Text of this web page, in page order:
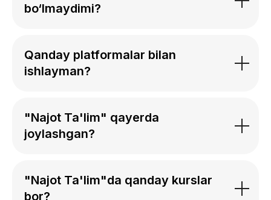
bo‘lmaydimi?
Qanday platformalar bilan
ishlayman?
"Najot Ta'lim" qayerda
joylashgan?
"Najot Ta'lim"da qanday kurslar
bor?